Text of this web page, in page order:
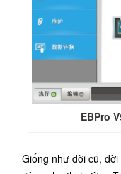
EBPro
Giống như đời cũ, đời